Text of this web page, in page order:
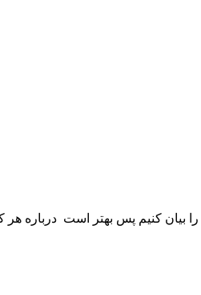
بیان کنیم پس بهتر است درباره هر